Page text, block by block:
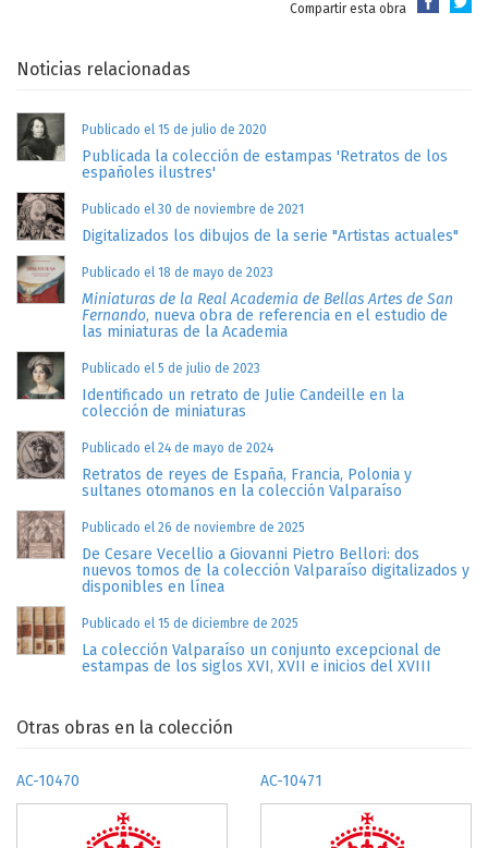
Compartir esta obra
Noticias relacionadas
Publicado el 15 de julio de 2020
Publicada la colección de estampas 'Retratos de los
españoles ilustres'
Publicado el 30 de noviembre de 2021
Digitalizados los dibujos de la serie "Artistas actuales"
Publicado el 18 de mayo de 2023
Miniaturas de la Real Academia de Bellas Artes de San
Fernando, nueva obra de referencia en el estudio de
las miniaturas de la Academia
Publicado el 5 de julio de 2023
Identificado un retrato de Julie Candeille en la
colección de miniaturas
Publicado el 24 de mayo de 2024
Retratos de reyes de España, Francia, Polonia y
sultanes otomanos en la colección Valparaíso
Publicado el 26 de noviembre de 2025
De Cesare Vecellio a Giovanni Pietro Bellori: dos
nuevos tomos de la colección Valparaíso digitalizados y
disponibles en línea
Publicado el 15 de diciembre de 2025
La colección Valparaíso un conjunto excepcional de
estampas de los siglos XVI, XVII e inicios del XVIII
Otras obras en la colección
AC-10470 AC-10471